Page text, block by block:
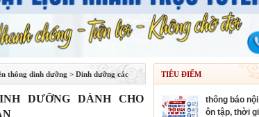
thông dinh dưỡng > Dinh dưỡng các
DƯỠNG DÀNH CHO
TIÊU ĐIỂM
thông báo
ôn tập, thời